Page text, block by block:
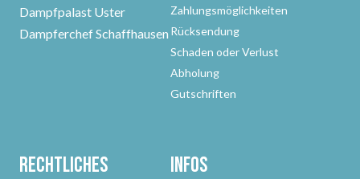
Dampfpalast Uster
Dampferchef Schaffhausen
Zahlungsmöglichkeiten
Rücksendung
Schaden oder Verlust
Abholung
Gutschriften
Rechtliches Infos